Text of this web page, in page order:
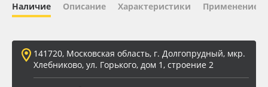
Баннер
Наличие Описание Характеристики Применение
141720, Московская область, г. Долгопрудный, мкр.
Хлебниково, ул. Горького, дом 1, строение 2